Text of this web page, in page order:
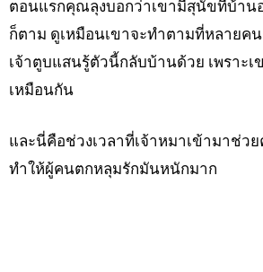
ตอนแรกคุณลุงบอกว่าเขามีสุนัขที่บ้าน
ก็ตาม ดูเหมือนเขาจะทำตามที่หลายค
เจ้าตูบแสนรู้ตัวนี้กลับบ้านด้วย เพราะเ
เหมือนกัน
และนี่คือช่วงเวลาที่เจ้าหมาเข้ามาช่ว
ทำให้ผู้คนตกหลุมรักมันหนักมาก